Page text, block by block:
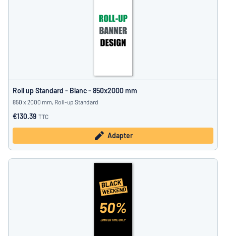
parvenez pas à trouver ce que vous cherchez ?
Roll up Standard - Blanc - 850x2000 mm
850 x 2000 mm, Roll-up Standard
€130.39 TTC
Adapter